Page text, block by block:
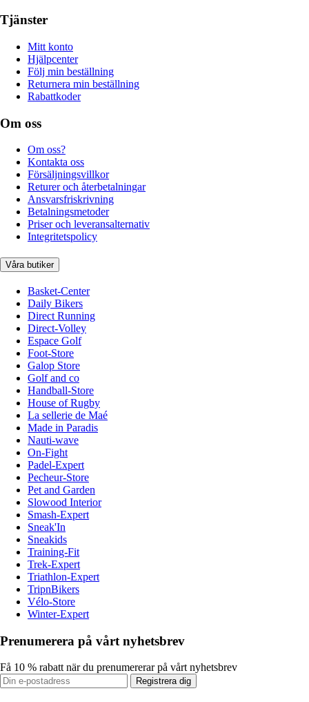
Tjänster
Mitt konto
Hjälpcenter
Följ min beställning
Returnera min beställning
Rabattkoder
Om oss
Om oss?
Kontakta oss
Försäljningsvillkor
Returer och återbetalningar
Ansvarsfriskrivning
Betalningsmetoder
Priser och leveransalternativ
Integritetspolicy
Våra butiker
Basket-Center
Daily Bikers
Direct Running
Direct-Volley
Espace Golf
Foot-Store
Galop Store
Golf and co
Handball-Store
House of Rugby
La sellerie de Maé
Made in Paradis
Nauti-wave
On-Fight
Padel-Expert
Pecheur-Store
Pet and Garden
Slowood Interior
Smash-Expert
Sneak'In
Sneakids
Training-Fit
Trek-Expert
Triathlon-Expert
TripnBikers
Vélo-Store
Winter-Expert
Prenumerera på vårt nyhetsbrev
Få 10 % rabatt när du prenumererar på vårt nyhetsbrev
Registrera dig